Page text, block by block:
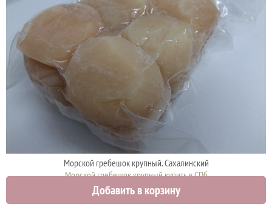
Морской гребешок крупный. Сахалинский
Морской гребешок крупный купить в СПб
2750 руб.
Добавить в корзину